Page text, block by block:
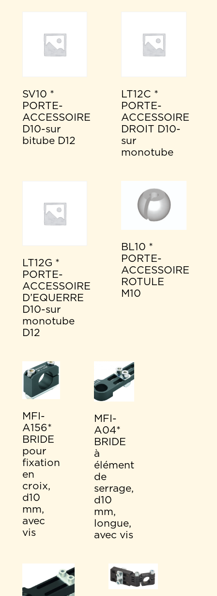
SV10 *
PORTE-
ACCESSOIRE
D10-sur
bitube D12
LT12C *
PORTE-
ACCESSOIRE
DROIT D10-
sur
monotube
LT12G *
PORTE-
ACCESSOIRE
D’EQUERRE
D10-sur
monotube
D12
BL10 *
PORTE-
ACCESSOIRE
ROTULE
M10
MFI-
A156*
BRIDE
pour
fixation
en
croix,
d10
mm,
avec
vis
MFI-
A04*
BRIDE
à
élément
de
serrage,
d10
mm,
longue,
avec vis